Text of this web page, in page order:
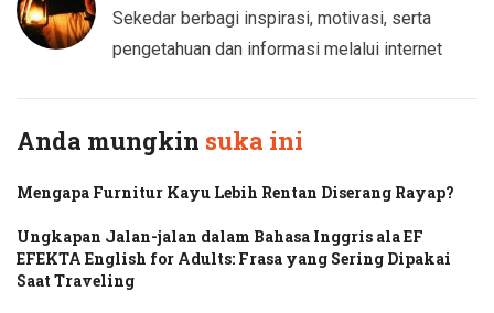
Sekedar berbagi inspirasi, motivasi, serta
pengetahuan dan informasi melalui internet
Anda mungkin suka ini
Mengapa Furnitur Kayu Lebih Rentan Diserang Rayap?
Ungkapan Jalan-jalan dalam Bahasa Inggris ala EF
EFEKTA English for Adults: Frasa yang Sering Dipakai
Saat Traveling